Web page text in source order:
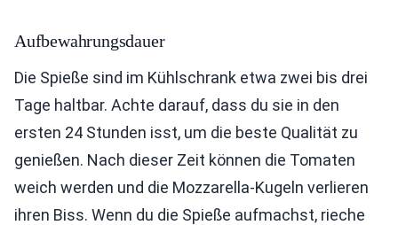
Aufbewahrungsdauer
Die Spieße sind im Kühlschrank etwa zwei bis drei
Tage haltbar. Achte darauf, dass du sie in den
ersten 24 Stunden isst, um die beste Qualität zu
genießen. Nach dieser Zeit können die Tomaten
weich werden und die Mozzarella-Kugeln verlieren
ihren Biss. Wenn du die Spieße aufmachst, rieche